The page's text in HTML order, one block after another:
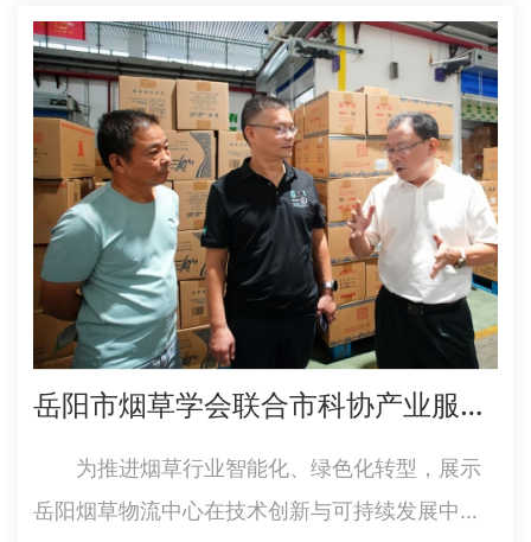
医院老科协分会赴乡村振兴驻点帮扶村——平江
县瓮江镇水口嘴社区开展“红色义诊进社区·健康惠
民暖人心”公益活动。…
岳阳市烟草学会联合市科协产业服务团开展进现代物流企业活动
为推进烟草行业智能化、绿色化转型，展示
岳阳烟草物流中心在技术创新与可持续发展中的